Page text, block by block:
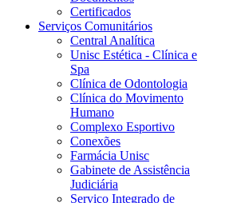
Certificados
Serviços Comunitários
Central Analítica
Unisc Estética - Clínica e
Spa
Clínica de Odontologia
Clínica do Movimento
Humano
Complexo Esportivo
Conexões
Farmácia Unisc
Gabinete de Assistência
Judiciária
Serviço Integrado de